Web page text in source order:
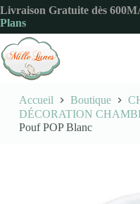
Passer
au
contenu
Livraison Gratuite dès
Plans
Accueil Boutique
DÉCORATION
Pouf POP Blanc